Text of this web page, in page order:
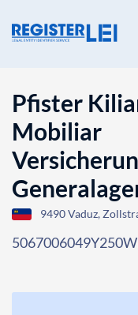
Pfister
Mobiliar
9490 Vaduz,